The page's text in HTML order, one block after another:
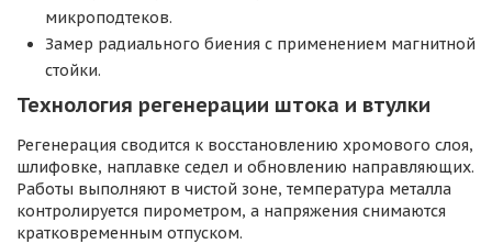
микроподтеков.
Замер радиального биения с применением магнитной
стойки.
Технология регенерации штока и втулки
Регенерация сводится к восстановлению хромового слоя,
шлифовке, наплавке седел и обновлению направляющих.
Работы выполняют в чистой зоне, температура металла
контролируется пирометром, а напряжения снимаются
кратковременным отпуском.